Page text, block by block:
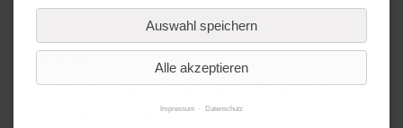
Menü
von Redaktion
Berlin-Brandenburgs Trümpfe für
Braunschweig
Auswahl speichern
Alle akzeptieren
Impressum Datenschutz